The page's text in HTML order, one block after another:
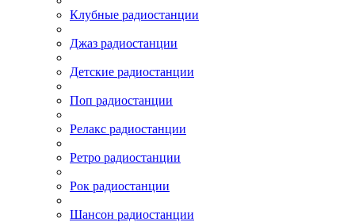
Клубные радиостанции
Джаз радиостанции
Детские радиостанции
Поп радиостанции
Релакс радиостанции
Ретро радиостанции
Рок радиостанции
Шансон радиостанции